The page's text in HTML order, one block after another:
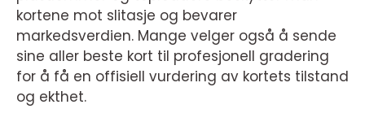
kortene mot slitasje og bevarer
markedsverdien. Mange velger også å sende
sine aller beste kort til profesjonell gradering
for å få en offisiell vurdering av kortets tilstand
og ekthet.